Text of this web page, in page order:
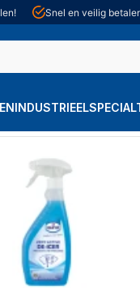
Snel en veilig
INDUSTRIEEL